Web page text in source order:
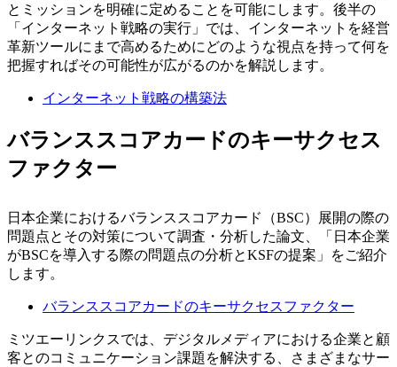
とミッションを明確に定めることを可能にします。後半の
「インターネット戦略の実行」では、インターネットを経営
革新ツールにまで高めるためにどのような視点を持って何を
把握すればその可能性が広がるのかを解説します。
インターネット戦略の構築法
バランススコアカードのキーサクセス
ファクター
日本企業におけるバランススコアカード（BSC）展開の際の
問題点とその対策について調査・分析した論文、「日本企業
がBSCを導入する際の問題点の分析とKSFの提案」をご紹介
します。
バランススコアカードのキーサクセスファクター
ミツエーリンクスでは、デジタルメディアにおける企業と顧
客とのコミュニケーション課題を解決する、さまざまなサー